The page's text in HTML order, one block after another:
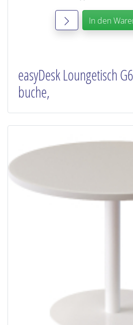
In den
easyDesk Loungetisch
buche,